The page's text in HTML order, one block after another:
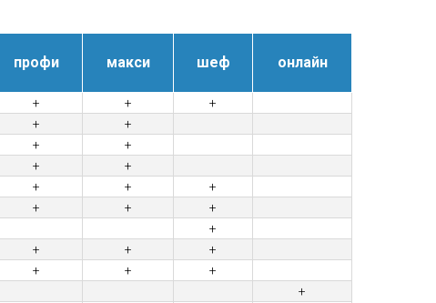
профи макси шеф онлайн
+ +
+
+
+
+
+
+
+
+ +
+
+ +
+
+
+ +
+
+ +
+
+